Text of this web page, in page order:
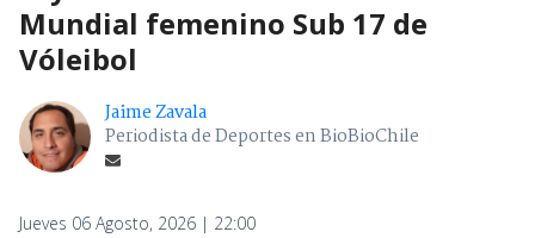
Mundial femenino Sub 17 de
Vóleibol
Jaime Zavala
Periodista de Deportes en BioBioChile
Jueves 06 Agosto, 2026 | 22:00